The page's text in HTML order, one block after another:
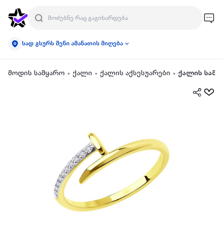
სად გსურს შენი ამანათის მიღება
მოდის სამყარო ქალი ქალის აქსესუარები ქალის